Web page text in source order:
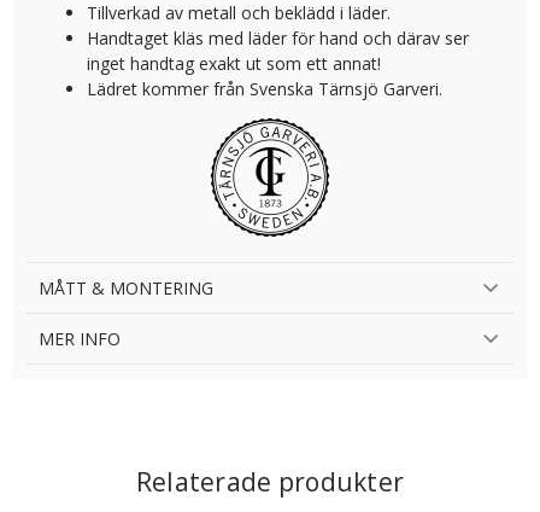
Tillverkad av metall och beklädd i läder.
Handtaget kläs med läder för hand och därav ser
inget handtag exakt ut som ett annat!
Lädret kommer från Svenska Tärnsjö Garveri.
MÅTT & MONTERING
MER INFO
Relaterade produkter